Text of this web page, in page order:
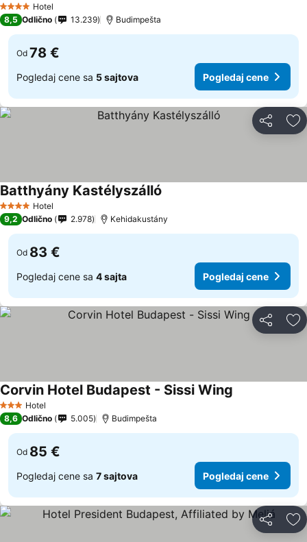
4 ZvezdiceHotel
8,5 Odlično 13.239 Budimpešta
Od 78 €
Pogledaj cene sa 5 sajtova Pogledaj cene
Deli
4 ZvezdiceHotel
Batthyány Kastélyszálló
9,2 Odlično 2.978 Kehidakustány
Od 83 €
Pogledaj cene sa 4 sajta Pogledaj cene
Deli
3 Zvezdice
Hotel
Corvin Hotel Budapest - Sissi Wing
8,6 Odlično 5.005 Budimpešta
Od 85 €
Pogledaj cene sa 7 sajtova Pogledaj cene
Deli